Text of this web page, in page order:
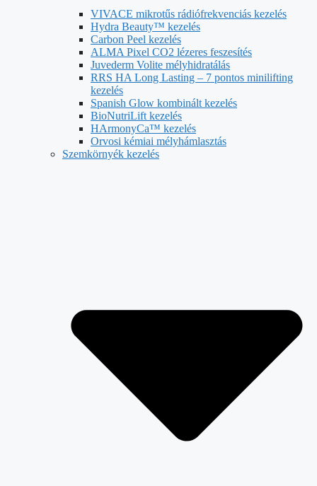
VIVACE mikrotűs rádiófrekvenciás kezelés
Hydra Beauty™ kezelés
Carbon Peel kezelés
ALMA Pixel CO2 lézeres feszesítés
Juvederm Volite mélyhidratálás
RRS HA Long Lasting – 7 pontos minilifting
kezelés
Spanish Glow kombinált kezelés
BioNutriLift kezelés
HArmonyCa™ kezelés
Orvosi kémiai mélyhámlasztás
Szemkörnyék kezelés